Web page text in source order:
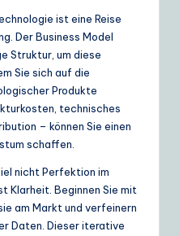
ist eine Reise
Der Business Model
Struktur, um diese
Sie sich auf die
Produkte
technisches
– können Sie einen
schaffen.
nicht Perfektion im
Klarheit. Beginnen Sie mit
am Markt und verfeinern
Daten. Dieser iterative